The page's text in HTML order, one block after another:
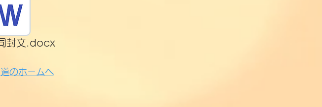
封文.docx
のホームへ